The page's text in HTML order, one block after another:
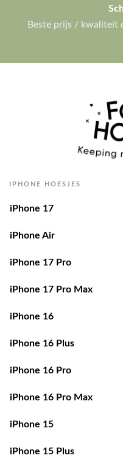
Beste prijs / kwaliteit
IPHONE HOESJES
iPhone 17
iPhone Air
iPhone 17 Pro
iPhone 17 Pro Max
iPhone 16
iPhone 16 Plus
iPhone 16 Pro
iPhone 16 Pro Max
iPhone 15
iPhone 15 Plus